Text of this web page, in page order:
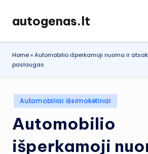
Skip
content
autogenas.lt
Home»Automobilio išperkamoji nuoma ir
paslaugas
Posted
in
Automobiliai išsimokėtinai
Automobilio
išperkamoji